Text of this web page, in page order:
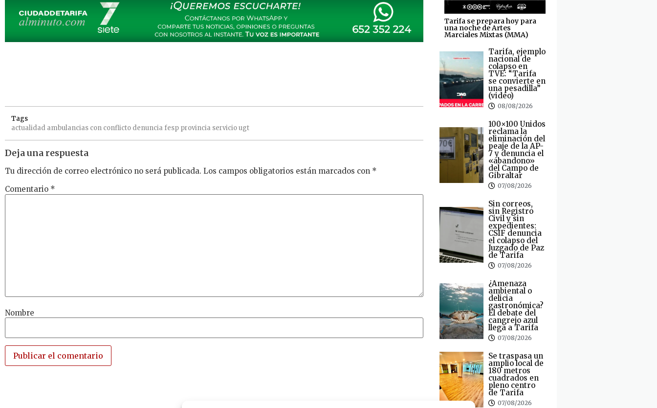
Tags
actualidad ambulancias con conflicto denuncia fesp provincia serviciougt
Deja una respuesta
Tu dirección de correo electrónico no será publicada. Los campos obligatorios están marcados con *
Comentario *
Nombre
Tarifa se prepara hoy para
una noche de Artes
Marciales Mixtas (MMA)
Tarifa, ejemplo
nacional de
colapso en
TVE: “Tarifa
se convierte en
una pesadilla”
(video)
08/08/2026
100×100 Unidos
reclama la
eliminación del
peaje de la AP-
7 y denuncia el
«abandono»
del Campo de
Gibraltar
07/08/2026
Sin correos,
sin Registro
Civil y sin
expedientes:
CSIF denuncia
el colapso del
Juzgado de Paz
de Tarifa
07/08/2026
¿Amenaza
ambiental o
delicia
gastronómica?
El debate del
cangrejo azul
llega a Tarifa
07/08/2026
Se traspasa un
amplio local de
180 metros
cuadrados en
pleno centro
de Tarifa
07/08/2026